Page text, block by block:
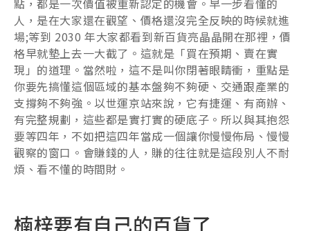
點，都是一次價值被重新認定的機會。早一步看懂的
人，是在大家還在觀望、價格還沒完全反映的時候就進
場;等到 2030 年大家都看到新百貨亮晶晶開在那裡，價
格早就墊上去一大截了。這就是「買在預期、賣在實
現」的道理。當然啦，這不是叫你閉著眼睛衝，重點是
你要先搞懂這個區域的基本盤夠不夠硬、交通跟產業的
支撐夠不夠強。以世運京站來說，它有捷運、有商辦、
有完整規劃，這些都是實打實的硬底子。所以與其抱怨
要等四年，不如把這四年當成一個讓你慢慢佈局、慢慢
觀察的窗口。會賺錢的人，賺的往往就是這段別人不耐
煩、看不懂的時間財。
楠梓要有自己的百貨了